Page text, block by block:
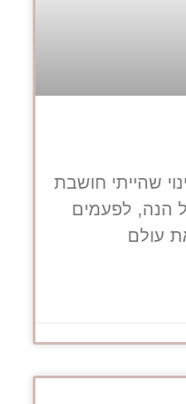
שהייתי חושבת
הנה, לפעמים
עולם